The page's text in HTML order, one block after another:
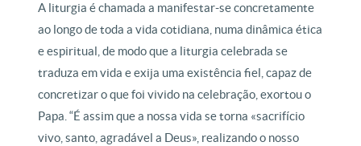
A liturgia é chamada a manifestar-se concretamente
ao longo de toda a vida cotidiana, numa dinâmica ética
e espiritual, de modo que a liturgia celebrada se
traduza em vida e exija uma existência fiel, capaz de
concretizar o que foi vivido na celebração, exortou o
Papa. “É assim que a nossa vida se torna «sacrifício
vivo, santo, agradável a Deus», realizando o nosso